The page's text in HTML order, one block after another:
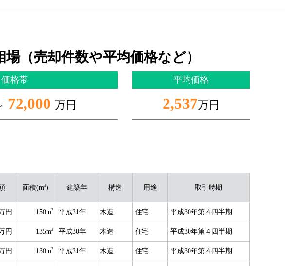
（売却件数や平均価格など）
価格帯
72,000 万円
平均価格
2,537万円
面積(m2) 建築年 構造 用途
取引時期
円 150m2 平成21年 木造 住宅 平成30年第４四半期
円 135m2 平成30年 木造 住宅 平成30年第４四半期
円 130m2 平成21年 木造 住宅 平成30年第４四半期